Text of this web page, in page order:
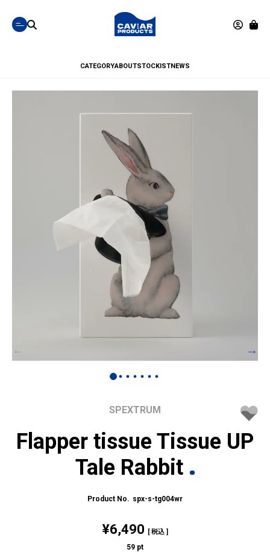
CATEGORYABOUTSTOCKISTNEWS
SPEXTRUM
Flapper tissue Tissue UP
Tale Rabbit
spx-s-tg004wr
¥6,490 税込
59 pt